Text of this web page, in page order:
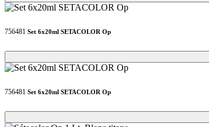
756481 Set 6x20ml SETACOLOR Op
Loading...
Loading...
756481 Set 6x20ml SETACOLOR Op
Loading...
Loading...